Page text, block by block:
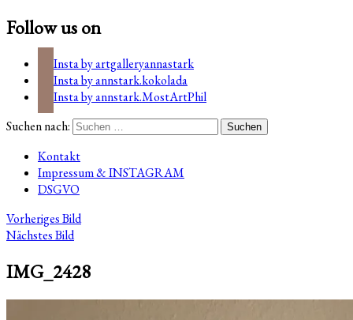
Follow us on
Insta by artgalleryannastark
Insta by annstark.kokolada
Insta by annstark.MostArtPhil
Suchen nach:
Kontakt
Impressum & INSTAGRAM
DSGVO
Vorheriges Bild
Nächstes Bild
IMG_2428